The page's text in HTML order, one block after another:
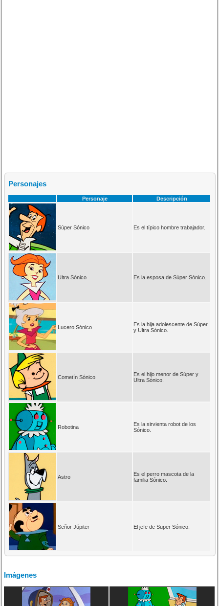
Personajes
Personaje Descripción
Súper Sónico Es el típico hombre trabajador.
Ultra Sónico Es la esposa de Súper Sónico.
Lucero Sónico
Es la hija adolescente de Súper
y Ultra Sónico.
Cometín Sónico
Es el hijo menor de Súper y
Ultra Sónico.
Robotina
Es la sirvienta robot de los
Sónico.
Astro
Es el perro mascota de la
familia Sónico.
Señor Júpiter El jefe de Super Sónico.
Imágenes